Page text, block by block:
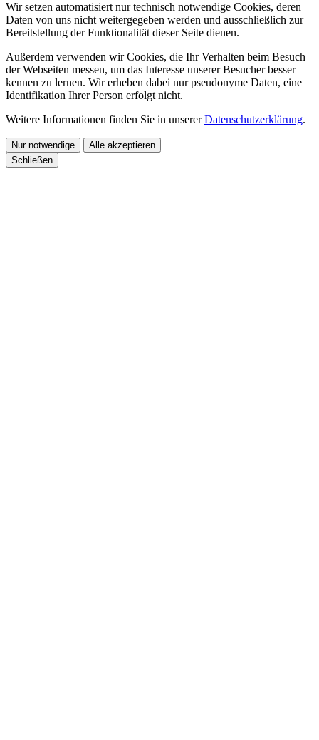
Wir setzen automatisiert nur technisch notwendige Cookies, deren
Daten von uns nicht weitergegeben werden und ausschließlich zur
Bereitstellung der Funktionalität dieser Seite dienen.
Außerdem verwenden wir Cookies, die Ihr Verhalten beim Besuch
der Webseiten messen, um das Interesse unserer Besucher besser
kennen zu lernen. Wir erheben dabei nur pseudonyme Daten, eine
Identifikation Ihrer Person erfolgt nicht.
Weitere Informationen finden Sie in unsererDatenschutzerklärung.
Nur notwendige
Alle akzeptieren
Schließen